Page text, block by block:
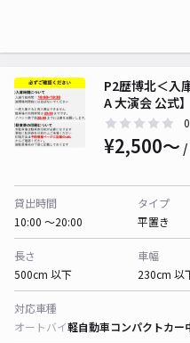
P2歴博北＜入
A 大演会 公式】
0
¥2,500〜 /
貸出時間
10:00 〜20:00
タイプ
平置き
長さ
500cm 以下
車幅
230cm 以
対応車種
オートバイ軽自動車コンパクトカー